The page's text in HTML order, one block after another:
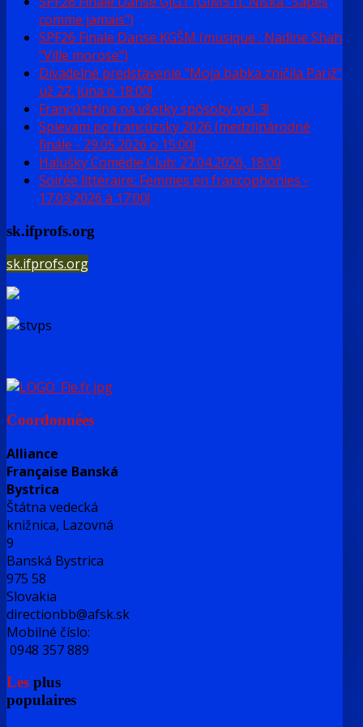
comme jamais")
SPF26 Finale Danse KGŠM (musique : Nadine Shah
"Ville morose")
Divadelné predstavenie "Moja babka zničila Pariž"
už 22. júna o 18:00!
Francúzština na všetky spôsoby vol. 3!
Spievam po francúzsky 2026 (medzi)národné
finále - 29.05.2026 o 15:00!
Halušky Comédie Club: 27.04.2026, 18:00
Soirée littéraire: Femmes en francophonies -
17.03.2026 à 17:00!
sk.ifprofs.org
sk.ifprofs.org
Coordonnées
Alliance
Française Banská
Bystrica
Štátna vedecká
knižnica, Lazovná
9
Banská Bystrica
975 58
Slovakia
directionbb@afsk.sk
Mobilné číslo:
0948 357 889
Les plus
populaires